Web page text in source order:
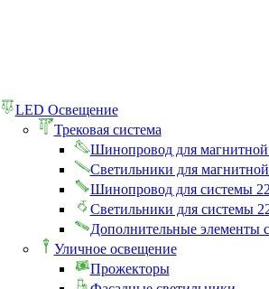
LED Освещение
Трековая система
Шинопровод для
Светильники для
Шинопровод для системы
Светильники для системы
Дополнительные элементы
Уличное освещение
Прожекторы